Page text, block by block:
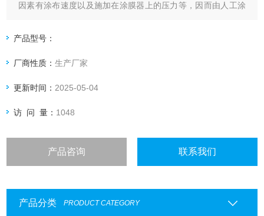
因素有涂布速度以及施加在涂膜器上的压力等，因而由人工涂
大了，这就给比较样板之间的测试结果带来了困难。本款涂布
根本上解决了，手工涂布的缺点。
产品型号：
厂商性质：生产厂家
更新时间： 2025-05-04
访 问 量： 1048
产品咨询 联系我们
产品分类 PRODUCT CATEGORY